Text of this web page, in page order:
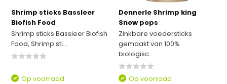
Shrimp sticks Bassleer
Biofish Food
Shrimp sticks Bassleer Biofish
Food, Shrimp sti...
Op voorraad
Dennerle Shrimp king
Snow pops
Zinkbare voedersticks
gemaakt van 100%
biologisc...
Op voorraad